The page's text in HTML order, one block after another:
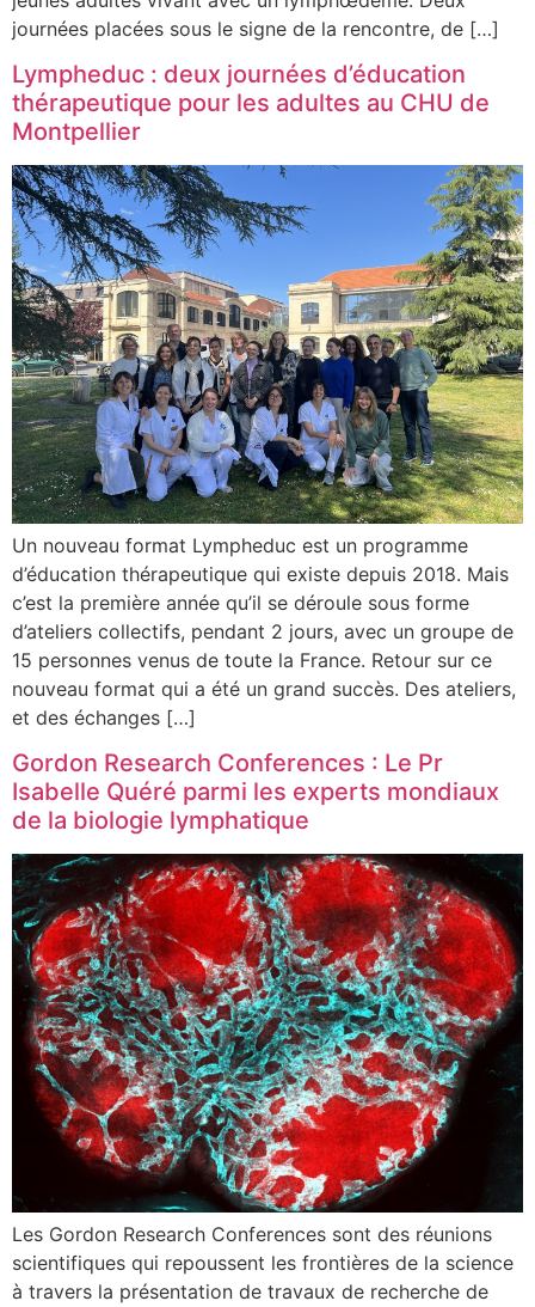
journées placées sous le signe de la rencontre, de […]
Lympheduc : deux journées d’éducation
thérapeutique pour les adultes au CHU de
Montpellier
Un nouveau format Lympheduc est un programme
d’éducation thérapeutique qui existe depuis 2018. Mais
c’est la première année qu’il se déroule sous forme
d’ateliers collectifs, pendant 2 jours, avec un groupe de
15 personnes venus de toute la France. Retour sur ce
nouveau format qui a été un grand succès. Des ateliers,
et des échanges […]
Gordon Research Conferences : Le Pr
Isabelle Quéré parmi les experts mondiaux
de la biologie lymphatique
Les Gordon Research Conferences sont des réunions
scientifiques qui repoussent les frontières de la science
à travers la présentation de travaux de recherche de